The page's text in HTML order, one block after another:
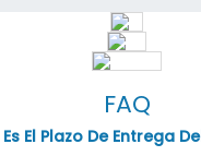
FAQ
El Plazo De Entrega